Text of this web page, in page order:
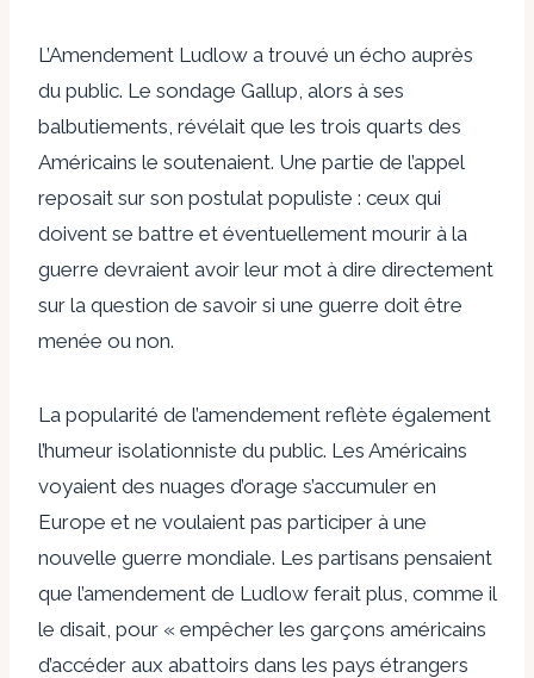
L’Amendement Ludlow a trouvé un écho auprès
du public. Le sondage Gallup, alors à ses
balbutiements, révélait que les trois quarts des
Américains le soutenaient. Une partie de l’appel
reposait sur son postulat populiste : ceux qui
doivent se battre et éventuellement mourir à la
guerre devraient avoir leur mot à dire directement
sur la question de savoir si une guerre doit être
menée ou non.
La popularité de l’amendement reflète également
l’humeur isolationniste du public. Les Américains
voyaient des nuages ​​d’orage s’accumuler en
Europe et ne voulaient pas participer à une
nouvelle guerre mondiale. Les partisans pensaient
que l’amendement de Ludlow ferait plus, comme il
le disait, pour « empêcher les garçons américains
d’accéder aux abattoirs dans les pays étrangers